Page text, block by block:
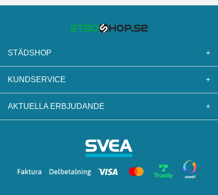
STÄDSHOP +
KUNDSERVICE +
AKTUELLA ERBJUDANDE +